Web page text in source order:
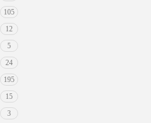
105
12
5
24
195
15
3